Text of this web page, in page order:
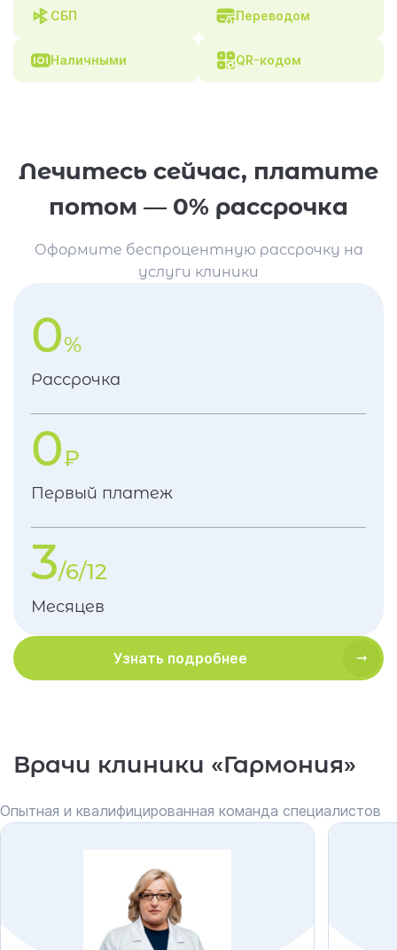
СБП Переводом
Наличными QR-кодом
Лечитесь сейчас, платите
потом — 0% рассрочка
Оформите беспроцентную рассрочку на
услуги клиники
0%
Рассрочка
0₽
Первый платеж
3/6/12
Месяцев
Узнать подробнее
Врачи клиники «Гармония»
Опытная и квалифицированная команда специалистов